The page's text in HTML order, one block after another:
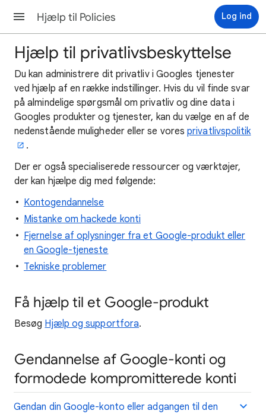
Hjælp til Policies Log ind
Hjælp til privatlivsbeskyttelse
Du kan administrere dit privatliv i Googles tjenester
ved hjælp af en række indstillinger. Hvis du vil finde svar
på almindelige spørgsmål om privatliv og dine data i
Googles produkter og tjenester, kan du vælge en af de
nedenstående muligheder eller se voresprivatlivspolitik
.
Der er også specialiserede ressourcer og værktøjer,
der kan hjælpe dig med følgende:
Kontogendannelse
Mistanke om hackede konti
Fjernelse af oplysninger fra et Google-produkt eller
en Google-tjeneste
Tekniske problemer
Få hjælp til et Google-produkt
Besøg Hjælp og supportfora.
Gendannelse af Google-konti og
formodede kompromitterede konti
Gendan din Google-konto eller adgangen til den